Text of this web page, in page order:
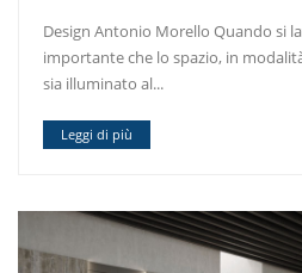
Design Antonio Morello Quando si
importante che lo spazio, in
sia illuminato al...
Leggi di più